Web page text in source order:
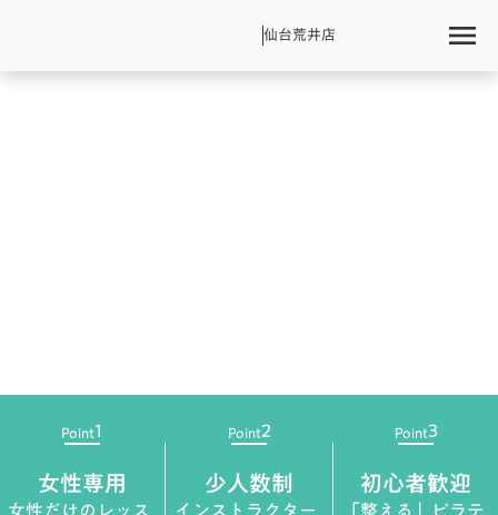
仙台荒井店 menu
Point1
女性専用
Point2
少人数制
Point3
初心者歓迎​